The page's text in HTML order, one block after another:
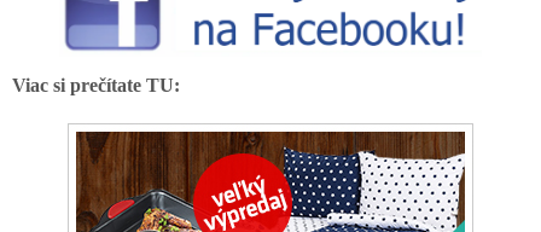
Viac si prečítate TU: